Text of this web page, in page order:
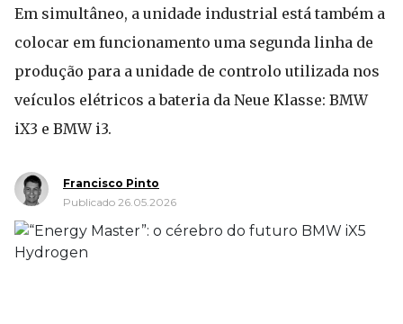
Em simultâneo, a unidade industrial está também a
colocar em funcionamento uma segunda linha de
produção para a unidade de controlo utilizada nos
veículos elétricos a bateria da Neue Klasse: BMW
iX3 e BMW i3.
Francisco Pinto
Publicado 26.05.2026